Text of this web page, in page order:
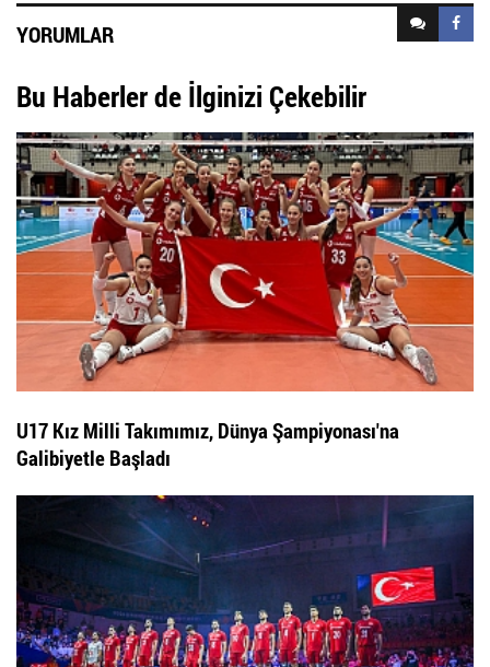
YORUMLAR
Bu Haberler de İlginizi Çekebilir
U17 Kız Milli Takımımız, Dünya Şampiyonası'na
Galibiyetle Başladı